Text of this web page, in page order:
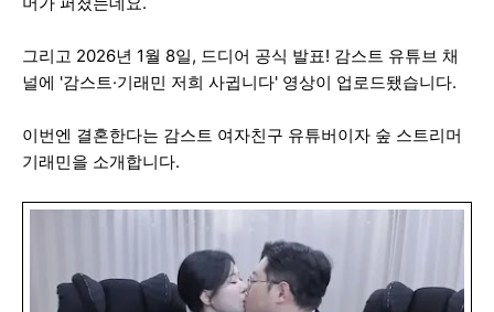
그리고 2026년 1월 8일, 드디어 공식 발표! 감스트 유튜브 채
널에 '감스트·기래민 저희 사귑니다' 영상이 업로드됐습니다.
이번엔 결혼한다는 감스트 여자친구 유튜버이자 숲 스트리머
기래민을 소개합니다.